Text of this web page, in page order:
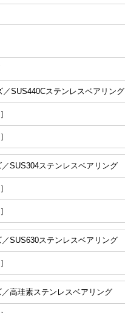
／SUS440Cステンレスベアリング
SUS304ステンレスベアリング
SUS630ステンレスベアリング
高珪素ステンレスベアリング